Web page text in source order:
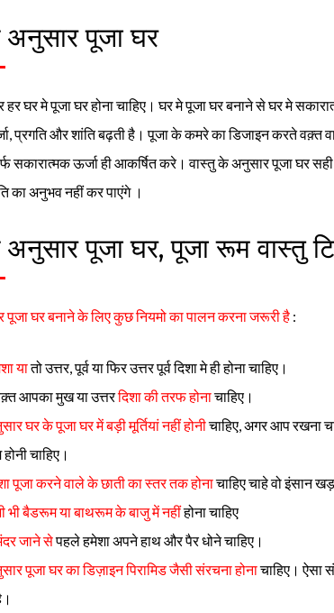
पूजा घर
घर मे पूजा घर होना चाहिए। घर मे पूजा घर बनाने से घर मे
प्रगति और शांति बढ़ती है। पूजा के कमरे का डिजाइन करते वक़्त
सकारात्मक ऊर्जा ही आकर्षित करे। वास्तु के अनुसार पूजा घर
का अनुभव नहीं कर पाएंगे ।
पूजा घर, पूजा रूम वास्तु
घर बनाने के लिए कुछ नियमो का पालन करना जरूरी है :
यातो उत्तर, पूर्व या फिर उत्तर पूर्व दिशा मे ही होना चाहिए।
आपका मुख या उत्तरदिशा की तरफ होनाचाहिए।
घर के पूजा घर में बड़ी मूर्तियां नहीं होनीचाहिए, अगर आप रखना
चाहिए।
पूजा करने वाले के छाती का स्तर तक होनाचाहिए चाहे वो इंसान
भी बैडरूम या बाथरूम के बाजु में नहींहोना चाहिए
जाने सेपहले हमेशा अपने हाथ और पैर धोने चाहिए।
पूजा घर का डिज़ाइन पिरामिड जैसी संरचना होनाचाहिए। ऐसा